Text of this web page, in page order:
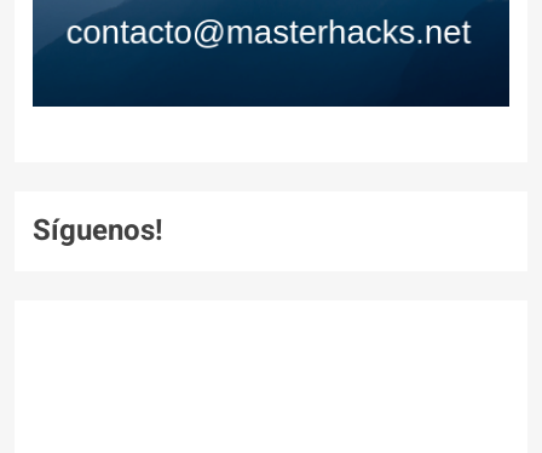
Síguenos!